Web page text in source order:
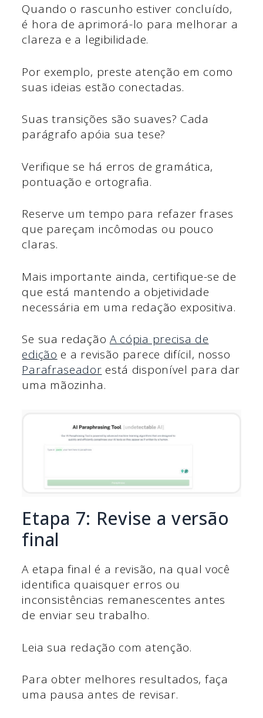
Quando o rascunho estiver concluído,
é hora de aprimorá-lo para melhorar a
clareza e a legibilidade.
Por exemplo, preste atenção em como
suas ideias estão conectadas.
Suas transições são suaves? Cada
parágrafo apóia sua tese?
Verifique se há erros de gramática,
pontuação e ortografia.
Reserve um tempo para refazer frases
que pareçam incômodas ou pouco
claras.
Mais importante ainda, certifique-se de
que está mantendo a objetividade
necessária em uma redação expositiva.
Se sua redação A cópia precisa de
edição e a revisão parece difícil, nosso
Parafraseador está disponível para dar
uma mãozinha.
Etapa 7: Revise a versão
final
A etapa final é a revisão, na qual você
identifica quaisquer erros ou
inconsistências remanescentes antes
de enviar seu trabalho.
Leia sua redação com atenção.
Para obter melhores resultados, faça
uma pausa antes de revisar.